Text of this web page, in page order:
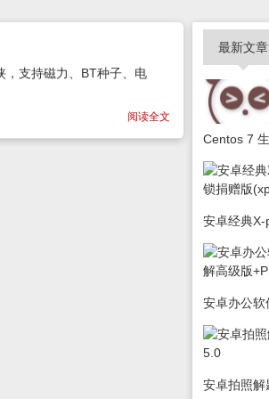
，支持磁力、BT种子、电
阅读全文
最新文章